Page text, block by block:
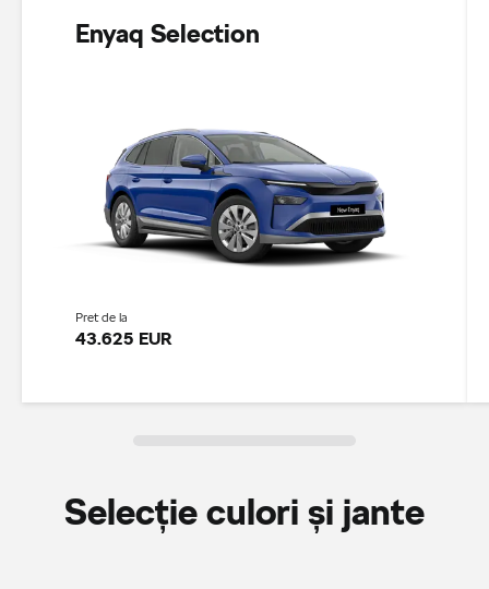
Enyaq Selection
Pret de la
43.625 EUR
Selecție culori și jante